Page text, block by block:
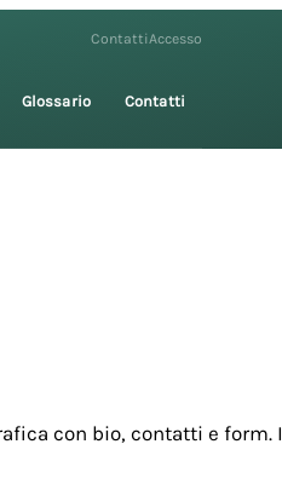
ContattiAccesso
Glossario Contatti
con bio, contatti e form. I